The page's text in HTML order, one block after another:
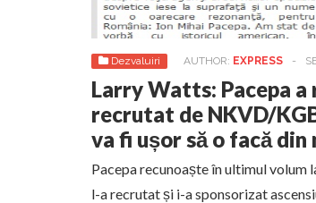
Dezvaluiri AUTHOR: EXPRESS -
Larry Watts: Pacepa
recrutat de NKVD/
va fi ușor să o facă din
Pacepa recunoaște în ultimul
l-a recrutat și i-a sponsorizat